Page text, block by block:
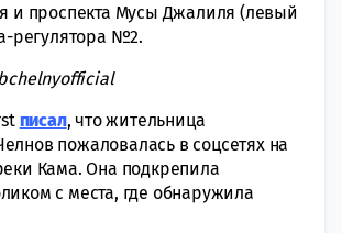
и проспекта Мусы Джалиля (левый
регулятора №2.
писал, что жительница
пожаловалась в соцсетях на
Кама. Она подкрепила
с места, где обнаружила